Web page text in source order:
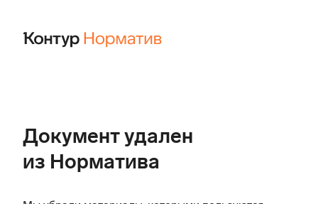
Документ удален
из Норматива